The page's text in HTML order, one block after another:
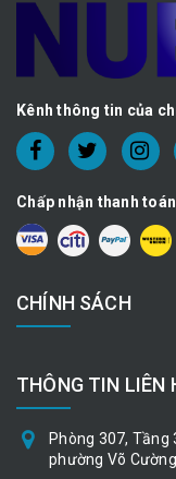
Kênh thông tin của
Chấp nhận thanh toán
CHÍNH SÁCH
THÔNG TIN LIÊN
Phòng 307, Tầng
phường Võ